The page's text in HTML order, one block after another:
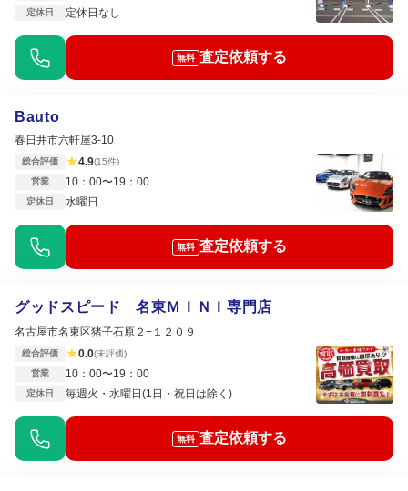
定休日 定休日なし
無料 査定依頼する
Bauto
春日井市六軒屋3-10
総合評価 ★4.9(15件)
営業
10：00〜19：00
定休日 水曜日
無料 査定依頼する
グッドスピード 名東ＭＩＮＩ専門店
名古屋市名東区猪子石原２−１２０９
総合評価 ★0.0(未評価)
営業
10：00〜19：00
定休日 毎週火・水曜日(1日・祝日は除く)
無料 査定依頼する